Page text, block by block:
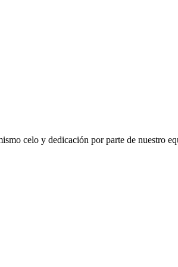
celo y dedicación por parte de nuestro